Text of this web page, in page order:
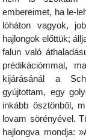
embereimet, ha le-
lóháton vagyok,
hajlongok előttük;
falun való
prédikációmmal,
kijárásánál a
gyújtottam, egy
inkább ösztönből,
lovam sörényével.
hajlongva mondja: